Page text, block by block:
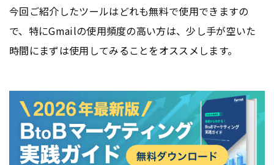
今回ご紹介したツールはどれも無料で使用できますの
で、特にGmailの使用頻度の高い方は、少し手が空いた
時間にまずは使用してみることをオススメします。